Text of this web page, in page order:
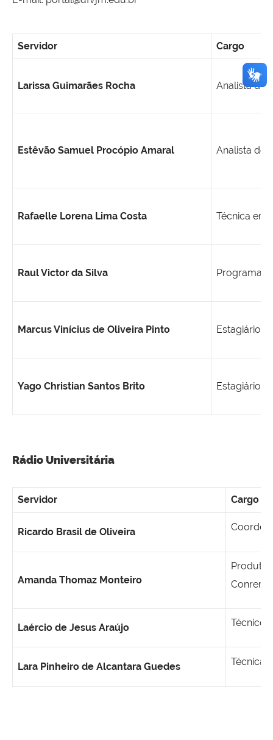
Servidor Cargo
Larissa Guimarães Rocha Analista de
Estêvão Samuel Procópio Amaral Analista de
Rafaelle Lorena Lima Costa Técnica em
Raul Victor da Silva
Marcus Vinícius de Oliveira Pinto Estagiário
Yago Christian Santos Brito Estagiário
Rádio Universitária
Servidor Cargo
Ricardo Brasil de Oliveira
Amanda Thomaz Monteiro
Conrerp
Laércio de Jesus Araújo Técnico
Lara Pinheiro de Alcantara Guedes Técnica